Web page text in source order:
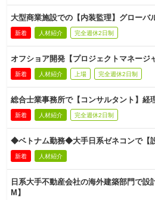
大型商業施設での【内装監理】グローバ
新着 人材紹介 完全週休2日制
オフショア開発【プロジェクトマネー
新着 人材紹介 上場 完全週休2日制
総合士業事務所で【コンサルタント】
新着 人材紹介 完全週休2日制
◆ベトナム勤務◆大手日系ゼネコンで【
新着 人材紹介
日系大手不動産会社の海外建築部門で設
M】